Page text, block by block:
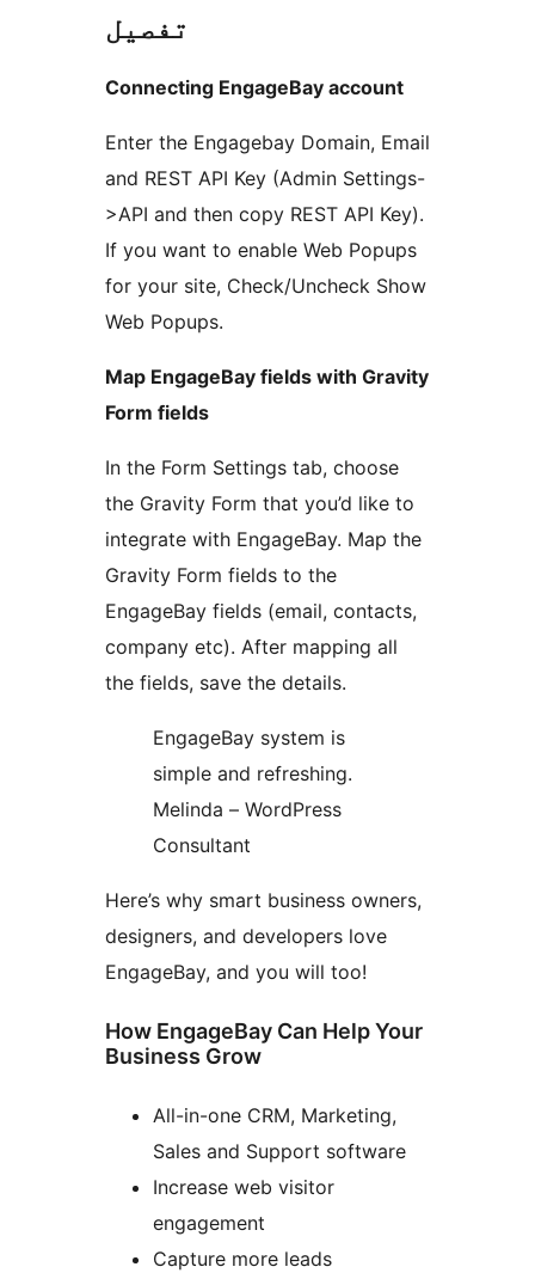
تفصیل
Connecting EngageBay account
Enter the Engagebay Domain, Email
and REST API Key (Admin Settings-
>API and then copy REST API Key).
If you want to enable Web Popups
for your site, Check/Uncheck Show
Web Popups.
Map EngageBay fields with Gravity
Form fields
In the Form Settings tab, choose
the Gravity Form that you’d like to
integrate with EngageBay. Map the
Gravity Form fields to the
EngageBay fields (email, contacts,
company etc). After mapping all
the fields, save the details.
EngageBay system is
simple and refreshing.
Melinda – WordPress
Consultant
Here’s why smart business owners,
designers, and developers love
EngageBay, and you will too!
How EngageBay Can Help Your
Business Grow
All-in-one CRM, Marketing,
Sales and Support software
Increase web visitor
engagement
Capture more leads